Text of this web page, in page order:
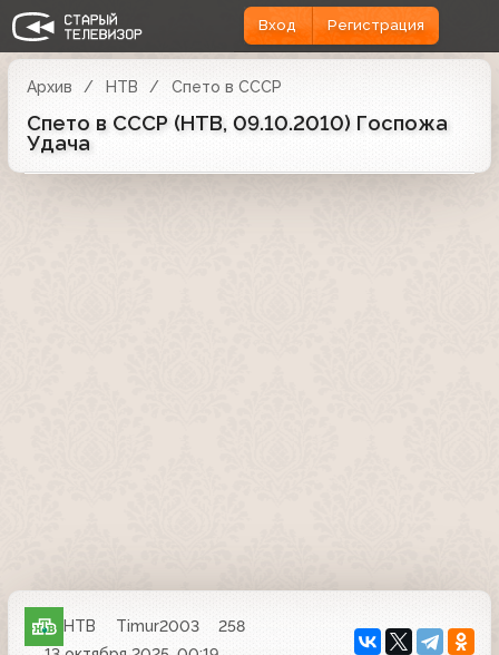
Вход Регистрация
Архив НТВ Спето в СССР
Спето в СССР (НТВ, 09.10.2010) Госпожа
Удача
НТВ Timur2003
258